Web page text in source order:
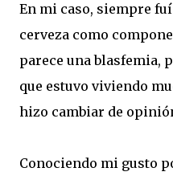
En mi caso, siempre
cerveza como
parece una blasfemia,
que estuvo viviendo
hizo cambiar de
Conociendo mi gusto